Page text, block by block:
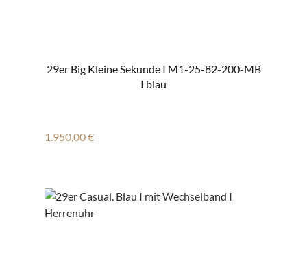
29er Big Kleine Sekunde I M1-25-82-200-MB
I blau
Regulärer Preis:
1.950,00 €